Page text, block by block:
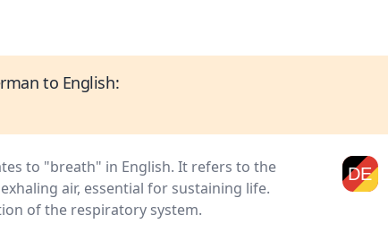
to English:
to "breath" in English. It refers to the
air, essential for sustaining life.
of the respiratory system.